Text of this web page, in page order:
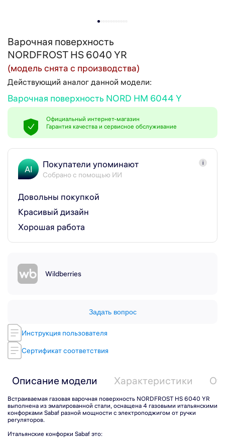
Инструкция пользователя
Сертификат соответствия
Варочная поверхность
NORDFROST HS 6040 YR
(модель снята с производства)
Действующий аналог данной модели:
Варочная поверхность NORD HM 6044 Y
Официальный интернет-магазин
Гарантия качества и сервисное обслуживание
AI Покупатели упоминают
Собрано с помощью ИИ
i
Довольны покупкой
Красивый дизайн
Хорошая работа
Wildberries
Задать вопрос
Описание модели Характеристики
Встраиваемая газовая варочная поверхность NORDFROST HS 6040 YR
выполнена из эмалированной стали, оснащена 4 газовыми итальянскими
конфорками Sabaf разной мощности с электроподжигом от ручки
регуляторов.
Итальянские конфорки Sabaf это: